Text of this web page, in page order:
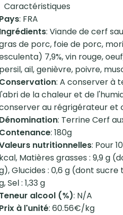
Caractéristiques
: FRA
: Viande de cerf
de porc, foie de porc,
7,9%, vin rouge,
ail, genièvre, poivre,
: A conserver à
de la chaleur et de
au régrigérateur et
: Terrine Cerf
: 180g
nutritionnelles: Pour
Matières grasses : 9,9 g
Glucides : 0,6 g (dont sucre
Sel : 1,33 g
alcool (%): N/A
à l'unité: 60.56€/kg